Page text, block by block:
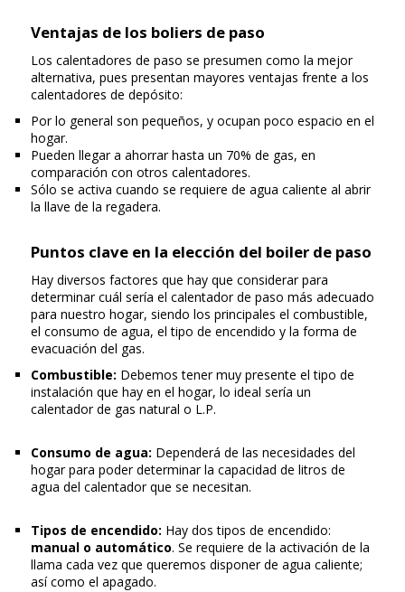
Ventajas de los boliers de paso
Los calentadores de paso se presumen como la mejor
alternativa, pues presentan mayores ventajas frente a los
calentadores de depósito:
Por lo general son pequeños, y ocupan poco espacio en el
hogar.
Pueden llegar a ahorrar hasta un 70% de gas, en
comparación con otros calentadores.
Sólo se activa cuando se requiere de agua caliente al abrir
la llave de la regadera.
Puntos clave en la elección del boiler de paso
Hay diversos factores que hay que considerar para
determinar cuál sería el calentador de paso más adecuado
para nuestro hogar, siendo los principales el combustible,
el consumo de agua, el tipo de encendido y la forma de
evacuación del gas.
Combustible: Debemos tener muy presente el tipo de
instalación que hay en el hogar, lo ideal sería un
calentador de gas natural o L.P.
Consumo de agua: Dependerá de las necesidades del
hogar para poder determinar la capacidad de litros de
agua del calentador que se necesitan.
Tipos de encendido: Hay dos tipos de encendido:
manual o automático. Se requiere de la activación de la
llama cada vez que queremos disponer de agua caliente;
así como el apagado.